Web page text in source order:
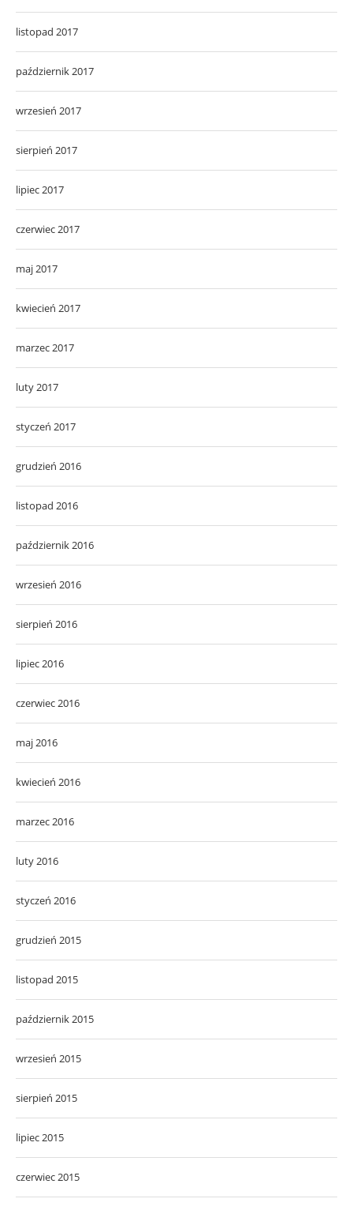
listopad 2017
październik 2017
wrzesień 2017
sierpień 2017
lipiec 2017
czerwiec 2017
maj 2017
kwiecień 2017
marzec 2017
luty 2017
styczeń 2017
grudzień 2016
listopad 2016
październik 2016
wrzesień 2016
sierpień 2016
lipiec 2016
czerwiec 2016
maj 2016
kwiecień 2016
marzec 2016
luty 2016
styczeń 2016
grudzień 2015
listopad 2015
październik 2015
wrzesień 2015
sierpień 2015
lipiec 2015
czerwiec 2015